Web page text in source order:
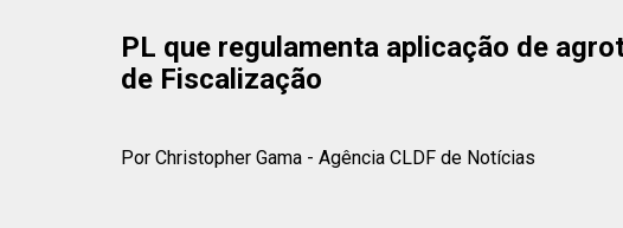
PL que regulamenta aplicação de
de Fiscalização
Por Christopher Gama - Agência CLDF de Notícias